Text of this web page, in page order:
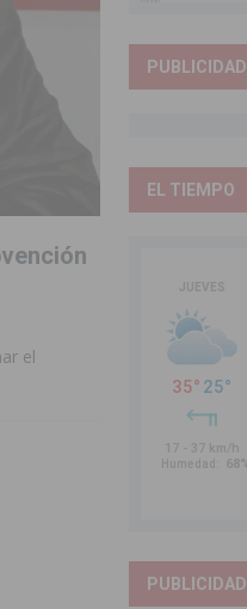
el
PUBLICIDAD
EL TIEMPO
PUBLICIDAD